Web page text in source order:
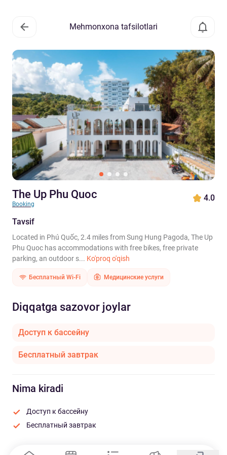
Mehmonxona tafsilotlari
The Up Phu Quoc
Booking
4.0
Tavsif
Located in Phú Quốc, 2.4 miles from Sung Hung Pagoda, The Up
Phu Quoc has accommodations with free bikes, free private
parking, an outdoor s... Ko'proq o'qish
Бесплатный Wi-Fi Медицинские услуги
Diqqatga sazovor joylar
Доступ к бассейну
Бесплатный завтрак
Nima kiradi
Доступ к бассейну
Бесплатный завтрак